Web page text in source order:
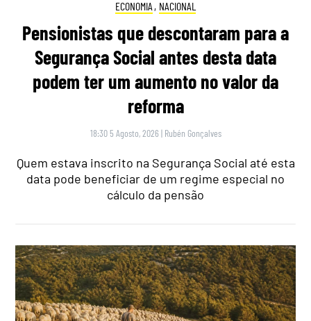
ECONOMIA , NACIONAL
Pensionistas que descontaram para a
Segurança Social antes desta data
podem ter um aumento no valor da
reforma
18:30 5 Agosto, 2026 | Rubén Gonçalves
Quem estava inscrito na Segurança Social até esta
data pode beneficiar de um regime especial no
cálculo da pensão